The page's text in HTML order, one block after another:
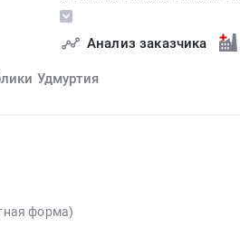
░░ ░░░░░░░░░░░░░░
░░░░░░░░░░░░░░
Анализ заказчика
Удмуртия
форма)